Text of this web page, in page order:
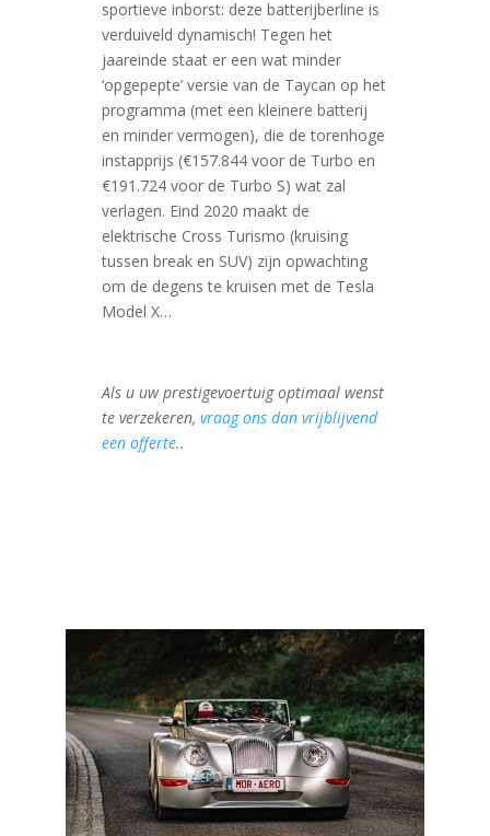
sportieve inborst: deze batterijberline is
verduiveld dynamisch! Tegen het
jaareinde staat er een wat minder
‘opgepepte’ versie van de Taycan op het
programma (met een kleinere batterij
en minder vermogen), die de torenhoge
instapprijs (€157.844 voor de Turbo en
€191.724 voor de Turbo S) wat zal
verlagen. Eind 2020 maakt de
elektrische Cross Turismo (kruising
tussen break en SUV) zijn opwachting
om de degens te kruisen met de Tesla
Model X…
Als u uw prestigevoertuig optimaal wenst
te verzekeren, vraag ons dan vrijblijvend
een offerte..